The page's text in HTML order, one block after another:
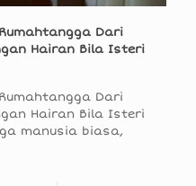
Dari
Hairan Bila Isteri
Dari
Hairan Bila Isteri
manusia biasa,